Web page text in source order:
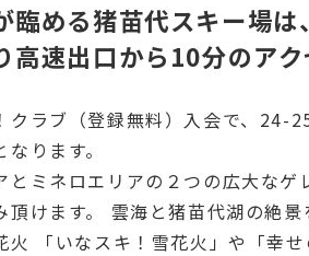
臨める猪苗代スキー場
高速出口から10分のアク
クラブ（登録無料）入会で、24-
ります。
とミネロエリアの２つの広大な
頂けます。 雲海と猪苗代湖の絶
火 「いなスキ！雪花火」や「幸